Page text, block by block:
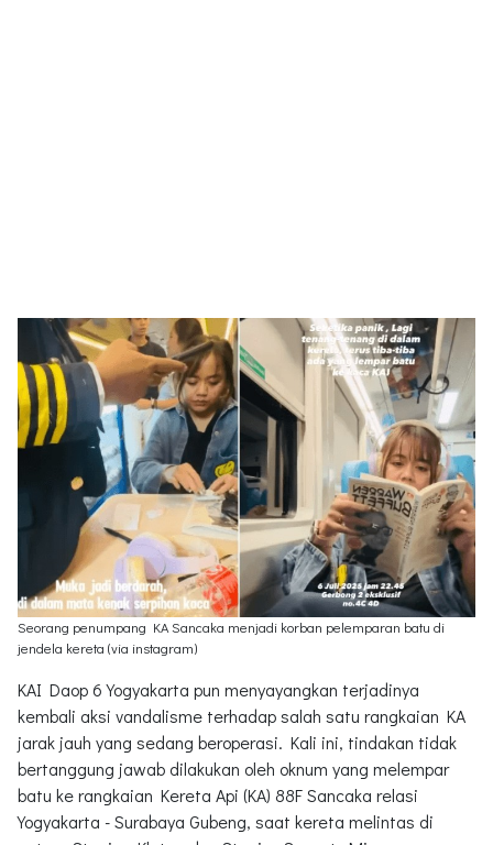
Seorang penumpang KA Sancaka menjadi korban pelemparan batu di
jendela kereta (via instagram)
KAI Daop 6 Yogyakarta pun menyayangkan terjadinya
kembali aksi vandalisme terhadap salah satu rangkaian KA
jarak jauh yang sedang beroperasi. Kali ini, tindakan tidak
bertanggung jawab dilakukan oleh oknum yang melempar
batu ke rangkaian Kereta Api (KA) 88F Sancaka relasi
Yogyakarta - Surabaya Gubeng, saat kereta melintas di